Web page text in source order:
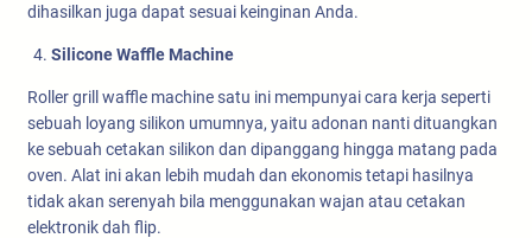
dihasilkan juga dapat sesuai keinginan Anda.
Silicone Waffle Machine
Roller grill waffle machine satu ini mempunyai cara kerja seperti
sebuah loyang silikon umumnya, yaitu adonan nanti dituangkan
ke sebuah cetakan silikon dan dipanggang hingga matang pada
oven. Alat ini akan lebih mudah dan ekonomis tetapi hasilnya
tidak akan serenyah bila menggunakan wajan atau cetakan
elektronik dah flip.